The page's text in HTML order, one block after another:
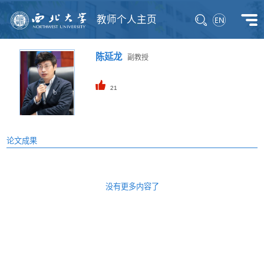
教师个人主页
陈延龙副教授
21
论文成果
没有更多内容了